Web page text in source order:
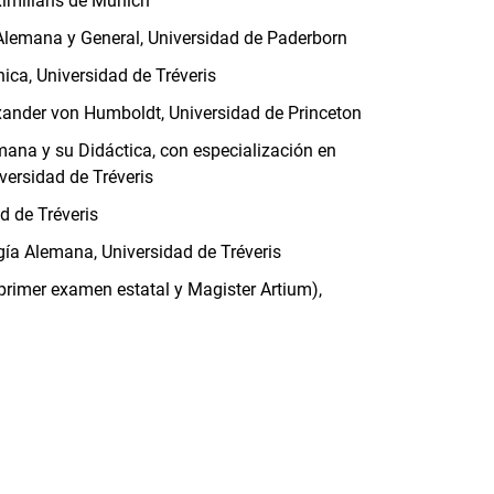
y General, Universidad de Paderborn
Universidad de Tréveris
von Humboldt, Universidad de Princeton
y su Didáctica, con especialización en
de Tréveris
de Tréveris
Alemana, Universidad de Tréveris
examen estatal y Magister Artium),
link, opens in a new window)
(external link, opens in a new window)